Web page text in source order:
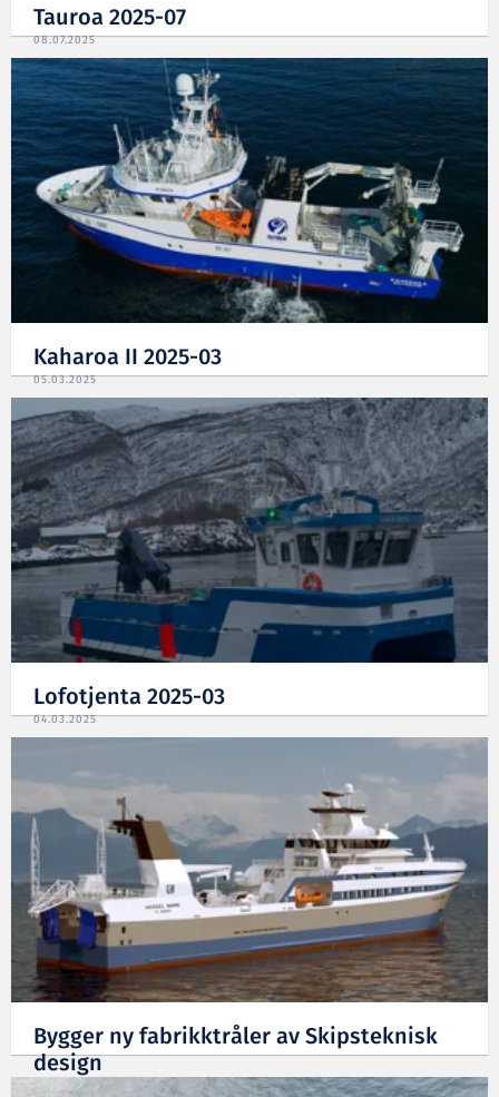
Tauroa 2025-07
08.07.2025
Kaharoa II 2025-03
05.03.2025
Lofotjenta 2025-03
04.03.2025
Bygger ny fabrikktråler av Skipsteknisk
design
03.11.2023